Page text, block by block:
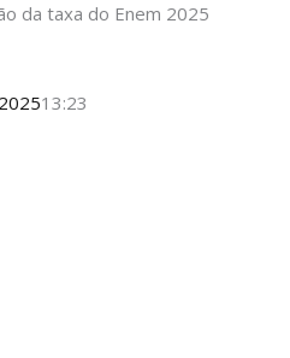
da taxa do Enem 2025
13:23